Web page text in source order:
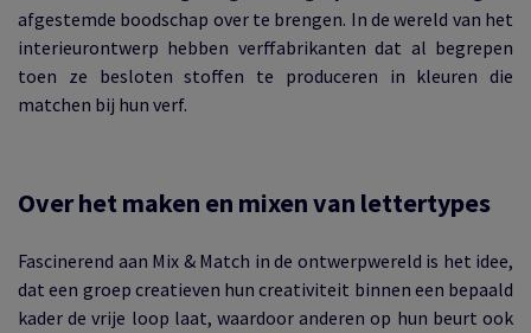
afgestemde boodschap over te brengen. In de wereld van het
interieurontwerp hebben verffabrikanten dat al begrepen
toen ze besloten stoffen te produceren in kleuren die
matchen bij hun verf.
Over het maken en mixen van lettertypes
Fascinerend aan Mix & Match in de ontwerpwereld is het idee,
dat een groep creatieven hun creativiteit binnen een bepaald
kader de vrije loop laat, waardoor anderen op hun beurt ook